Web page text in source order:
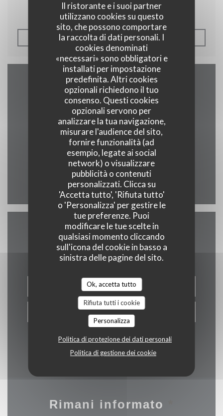
Il ristorante e i suoi partner
utilizzano cookies su questo
sito, che possono comportare
la raccolta di dati personali. I
cookies denominati
«necessari» sono obbligatori e
installati per impostazione
predefinita. Altri cookies
opzionali richiedono il tuo
consenso. Questi cookies
opzionali servono per
analizzare la tua navigazione,
misurare l'audience del sito,
fornire funzionalità (ad
esempio, legate ai social
network) o visualizzare
pubblicità o contenuti
personalizzati. Clicca su
'Accetta tutto', 'Rifiuta tutto'
o 'Personalizza' per gestire le
tue preferenze. Puoi
modificare le tue scelte in
qualsiasi momento cliccando
sull'icona del cookie in basso a
sinistra delle pagine del sito.
Ok, accetta tutto
Rifiuta tutti i cookie
Personalizza
Politica di protezione dei dati personali
Politica di gestione dei cookie
LEGGI L'ARTICOLO((APRE UNA NUOVA
Contattaci
2 rue alphonse callais 76480 jumieges
02 35 37 24 16
Facebook ((apre una nuova
Contattaci
PRENOTA
PRIVATIZZAZIONE
Rimani informato